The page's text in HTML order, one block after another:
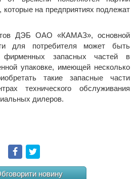
которые на предприятиях подлежат
ДЭБ ОАО «КАМАЗ», основной
для потребителя может быть
фирменных запасных частей в
упаковке, имеющей несколько
такие запасные части
технического обслуживания
дилеров.
Facebook
новину